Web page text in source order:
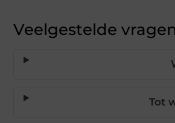
Veelgestelde
Tot